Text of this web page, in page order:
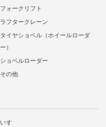
フォークリフト
ラフタークレーン
タイヤショベル（ホイールローダ
ー）
ショベルローダー
その他
いすゞ